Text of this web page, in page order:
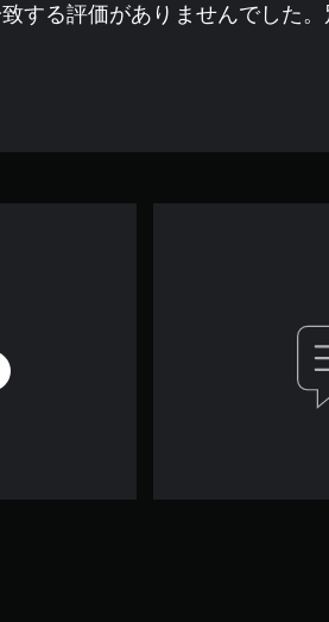
する評価がありませんでした。